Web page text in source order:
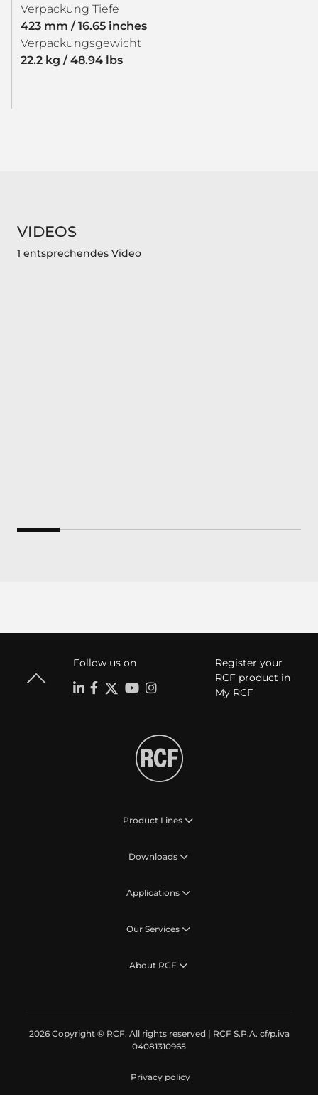
Verpackung Tiefe
423 mm / 16.65 inches
Verpackungsgewicht
22.2 kg / 48.94 lbs
VIDEOS
1 entsprechendes Video
Follow us on
Register your
RCF product in
My RCF
Product Lines
Downloads
Applications
Our Services
About RCF
2026 Copyright ® RCF. All rights reserved | RCF S.P.A. cf/p.iva
04081310965
Privacy policy